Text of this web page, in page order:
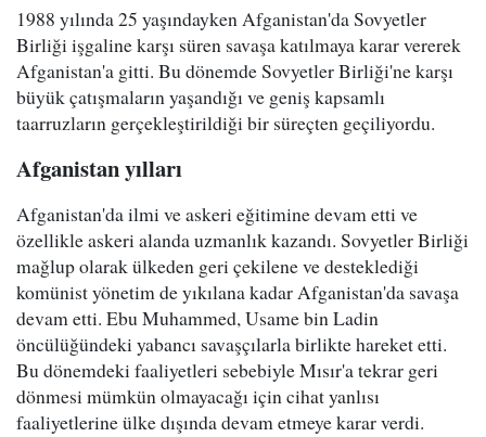
1988 yılında 25 yaşındayken Afganistan'da Sovyetler
Birliği işgaline karşı süren savaşa katılmaya karar vererek
Afganistan'a gitti. Bu dönemde Sovyetler Birliği'ne karşı
büyük çatışmaların yaşandığı ve geniş kapsamlı
taarruzların gerçekleştirildiği bir süreçten geçiliyordu.
Afganistan yılları
Afganistan'da ilmi ve askeri eğitimine devam etti ve
özellikle askeri alanda uzmanlık kazandı. Sovyetler Birliği
mağlup olarak ülkeden geri çekilene ve desteklediği
komünist yönetim de yıkılana kadar Afganistan'da savaşa
devam etti. Ebu Muhammed, Usame bin Ladin
öncülüğündeki yabancı savaşçılarla birlikte hareket etti.
Bu dönemdeki faaliyetleri sebebiyle Mısır'a tekrar geri
dönmesi mümkün olmayacağı için cihat yanlısı
faaliyetlerine ülke dışında devam etmeye karar verdi.